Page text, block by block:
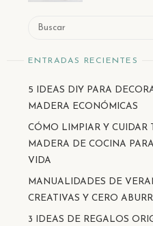
Buscar
ENTRADAS RECIENTES
5 IDEAS DIY PARA
MADERA ECONÓMICAS
CÓMO LIMPIAR Y CUIDAR
MADERA DE COCINA
VIDA
MANUALIDADES DE
CREATIVAS Y CERO
3 IDEAS DE REGALOS